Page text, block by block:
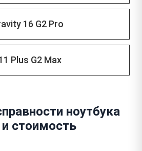
16 G2 Pro
Plus G2 Max
ноутбука
стоимость